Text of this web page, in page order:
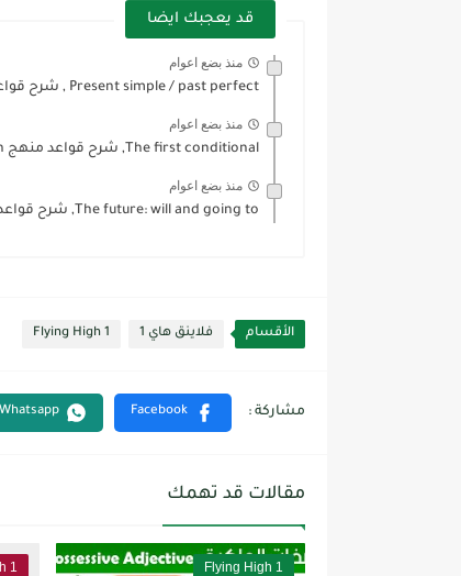
قد يعجبك ايضا
منذ بضع اعوام
Present simple / past perfect , شرح قواعد منهج Flying...
منذ بضع اعوام
The first conditional, شرح قواعد منهج Flying High أول ثانوي,...
منذ بضع اعوام
The future: will and going to, شرح قواعد منهج Flying...
الأقسام فلاينق هاي 1 Flying High 1
مقالات قد تهمك
Flying High 1
1